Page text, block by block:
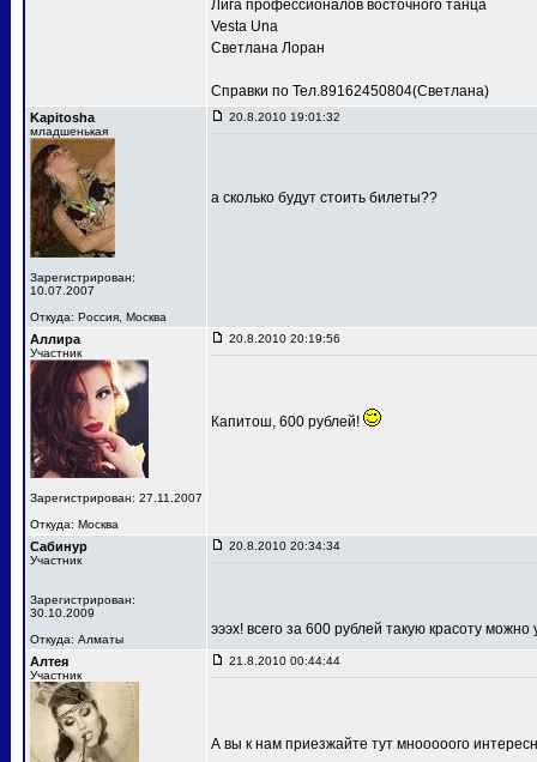
Лига профессионалов восточного танца
Vesta Una
Светлана Лоран
Справки по Тел.89162450804(Светлана)
Kapitosha
младшенькая
Зарегистрирован:
10.07.2007
Откуда: Россия, Москва
20.8.2010 19:01:32
а сколько будут стоить билеты??
Аллира
Участник
Зарегистрирован: 27.11.2007
Откуда: Москва
20.8.2010 20:19:56
Капитош, 600 рублей!
Сабинур
Участник
Зарегистрирован:
30.10.2009
Откуда: Алматы
20.8.2010 20:34:34
эээх! всего за 600 рублей такую красоту
Алтея
Участник
21.8.2010 00:44:44
А вы к нам приезжайте тут мнооооого